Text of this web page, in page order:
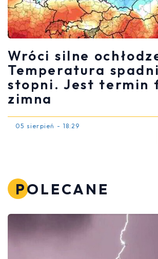
Wróci silne
Temperatura
stopni. Jest termin
zimna
05 sierpień - 18:29
POLECANE